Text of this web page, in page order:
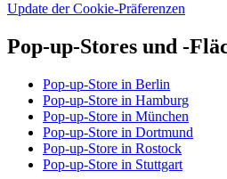
Update der Cookie-Präferenzen
Pop-up-Stores und -
Pop-up-Store in Berlin
Pop-up-Store in Hamburg
Pop-up-Store in München
Pop-up-Store in Dortmund
Pop-up-Store in Rostock
Pop-up-Store in Stuttgart